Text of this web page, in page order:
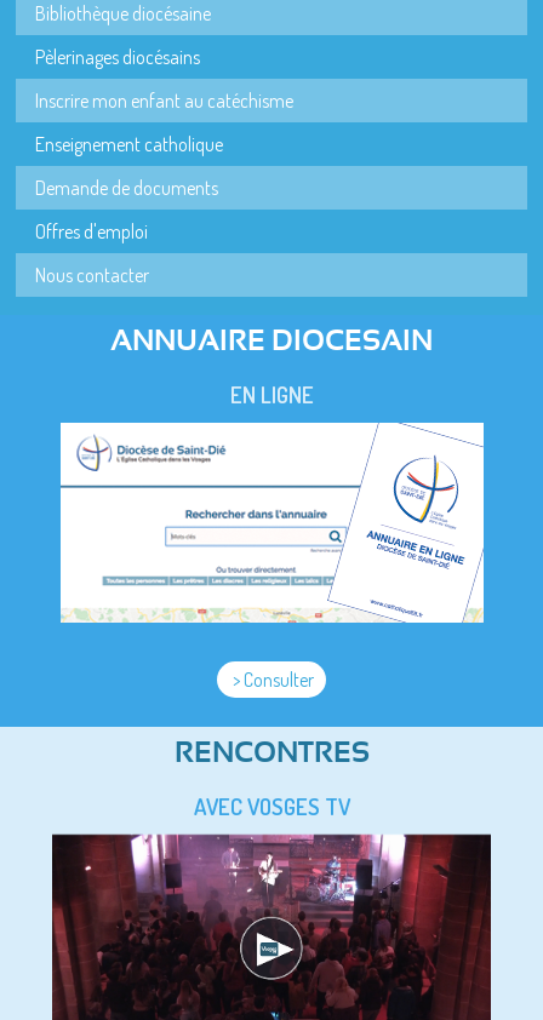
Bibliothèque diocésaine
Pèlerinages diocésains
Inscrire mon enfant au catéchisme
Enseignement catholique
Demande de documents
Offres d'emploi
Nous contacter
ANNUAIRE DIOCESAIN
EN LIGNE
> Consulter
RENCONTRES
AVEC VOSGES TV